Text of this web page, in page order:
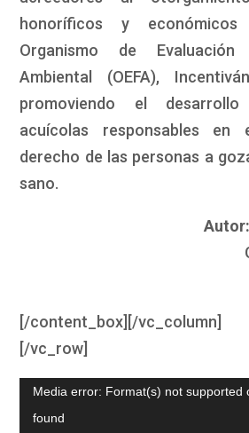
honoríficos y
Organismo de
Ambiental (OEFA),
promoviendo el
acuícolas responsables en
derecho de las personas a
sano.
Autor:
[/content_box][/vc_column]
[/vc_row]
Media error: Format(s) not supported
found